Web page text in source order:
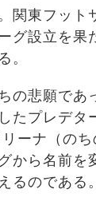
関東フッ
グ設立を果
。
の悲願で
たプレデタ
ーナ（の
から名前
るのである